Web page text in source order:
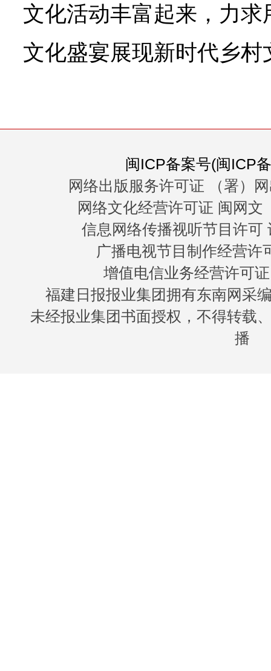
文化活动丰富起来，力
文化盛宴展现新时代乡村
闽ICP备案号(闽ICP
网络出版服务许可证 （署）
网络文化经营许可证 闽网文
信息网络传播视听节目许可
广播电视节目制作经营许
增值电信业务经营许可
福建日报报业集团拥有东南网采
未经报业集团书面授权，不得转载
播